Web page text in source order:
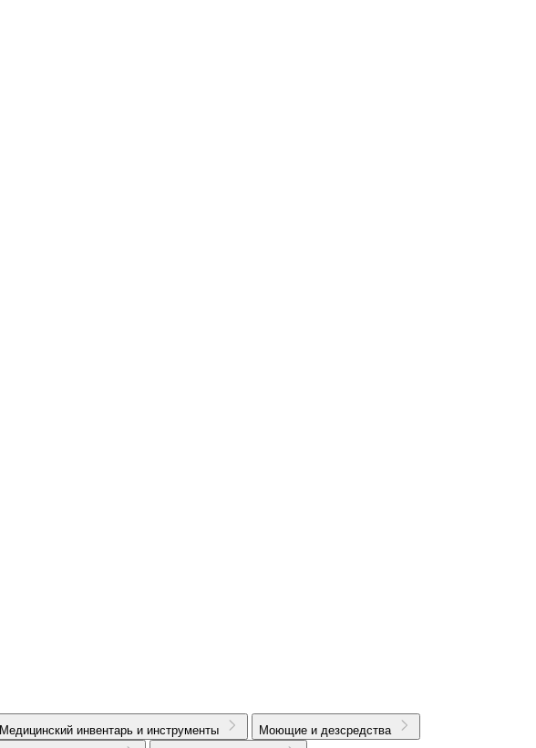
Медицинский инвентарь и инструменты
Моющие и дезсредства